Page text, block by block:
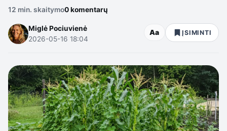
12 min. skaitymo0 komentarų
Miglė Pociuvienė
2026-05-16 18:04
Aa ĮSIMINTI